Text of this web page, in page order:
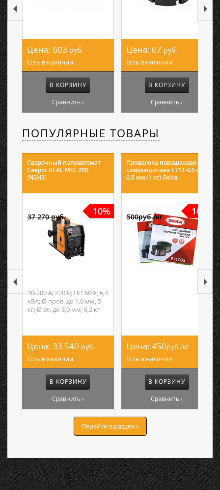
Цена: 603 руб.
Есть в наличии
В КОРЗИНУ
Сравнить ›
Цена: 67 руб.
Есть в наличии
В КОРЗИНУ
Сравнить ›
ПОПУЛЯРНЫЕ ТОВАРЫ
Сварочный полуавтомат
Сварог REAL MIG 200
(N2H3)
10%
37 270 руб.
40-200 А; 220 В; ПН 60%; 6,4
кВА; Ø пров. до 1,0 мм, 5
кг; Ø эл. до 3,0 мм, 6,2 кг
Цена: 33 540 руб.
Есть в наличии
В КОРЗИНУ
Сравнить ›
Проволока порошковая
самозащитная E71T-GS ф
0,8 мм (1 кг) Deka
10%
500руб./кг
Цена: 450руб./кг
Есть в наличии
В КОРЗИНУ
Сравнить ›
Перейти в раздел »